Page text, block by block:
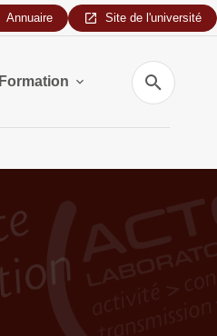
Annuaire Site de l'université
Formation
Recherche